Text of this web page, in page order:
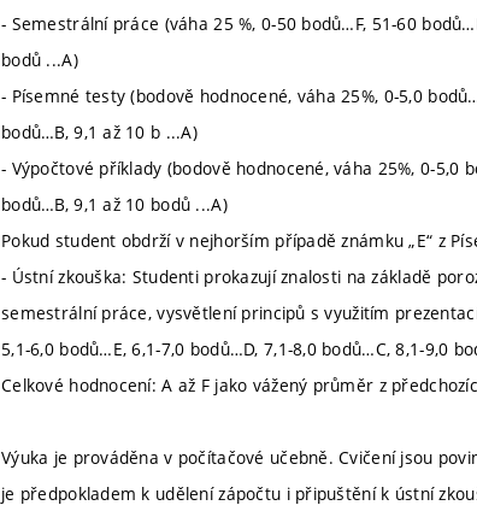
- Semestrální práce (váha 25 %, 0-50 bodů…F, 51-60
bodů ...A)
- Písemné testy (bodově hodnocené, váha 25%, 0-5,0
bodů…B, 9,1 až 10 b ...A)
- Výpočtové příklady (bodově hodnocené, váha 25%, 0-5,0
bodů…B, 9,1 až 10 bodů ...A)
Pokud student obdrží v nejhorším případě známku „E“ z
- Ústní zkouška: Studenti prokazují znalosti na základě
semestrální práce, vysvětlení principů s využitím
5,1-6,0 bodů…E, 6,1-7,0 bodů…D, 7,1-8,0 bodů…C, 8,1-9,0
Celkové hodnocení: A až F jako vážený průměr z
Výuka je prováděna v počítačové učebně. Cvičení jsou
je předpokladem k udělení zápočtu i připuštění k ústní